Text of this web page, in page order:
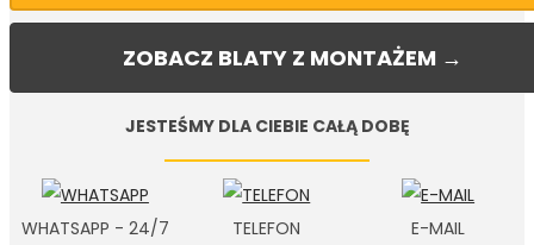
ZOBACZ BLATY Z MONTAŻEM →
JESTEŚMY DLA CIEBIE CAŁĄ DOBĘ
WHATSAPP - 24/7 TELEFON E-MAIL